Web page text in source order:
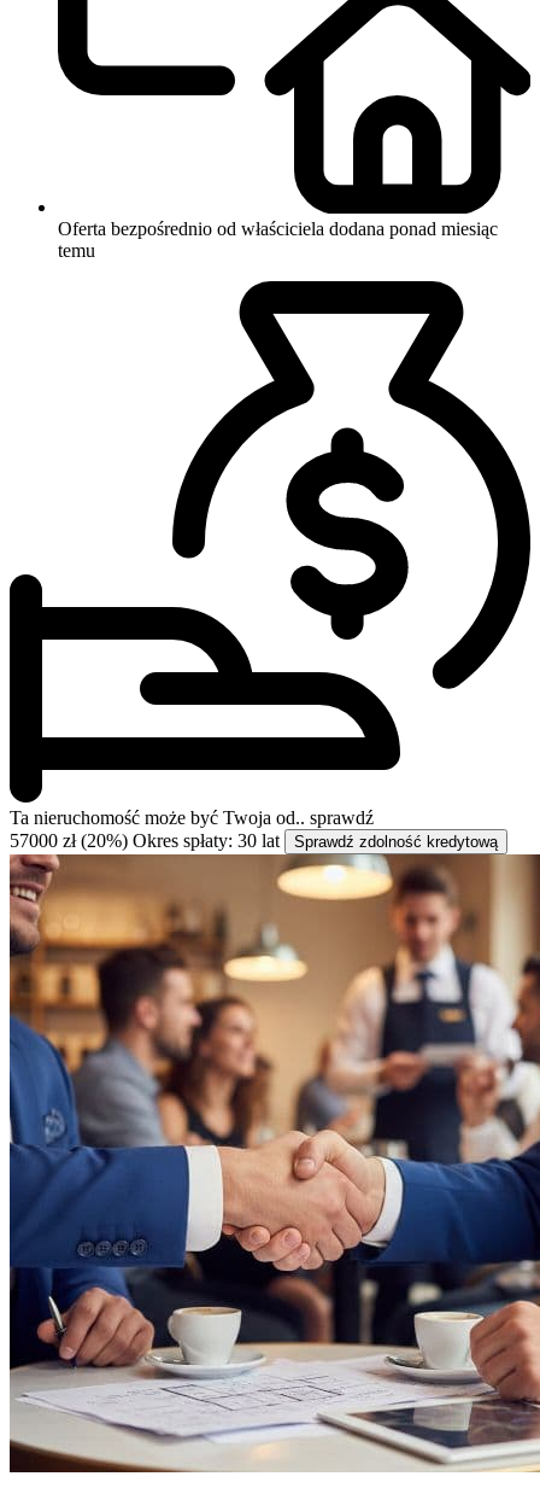
Oferta bezpośrednio od właściciela dodana ponad miesiąc
temu
Ta nieruchomość może być Twoja od.. sprawdź
57000 zł (20%) Okres spłaty: 30 lat Sprawdź zdolność kredytową